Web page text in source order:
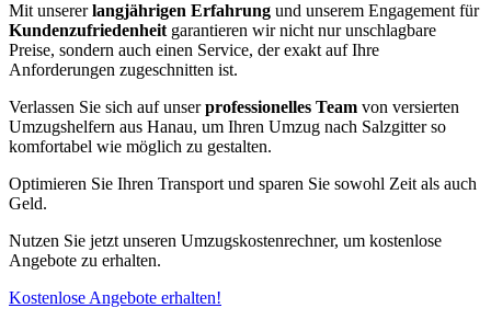
Mit unsererlangjährigen Erfahrung und unserem Engagement für
Kundenzufriedenheit garantieren wir nicht nur unschlagbare
Preise, sondern auch einen Service, der exakt auf Ihre
Anforderungen zugeschnitten ist.
Verlassen Sie sich auf unserprofessionelles Team von versierten
Umzugshelfern aus Hanau, um Ihren Umzug nach Salzgitter so
komfortabel wie möglich zu gestalten.
Optimieren Sie Ihren Transport und sparen Sie sowohl Zeit als auch
Geld.
Nutzen Sie jetzt unseren Umzugskostenrechner, um kostenlose
Angebote zu erhalten.
Kostenlose Angebote erhalten!